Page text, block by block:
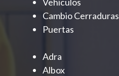
Cambio Cerraduras
Puertas
Adra
Albox